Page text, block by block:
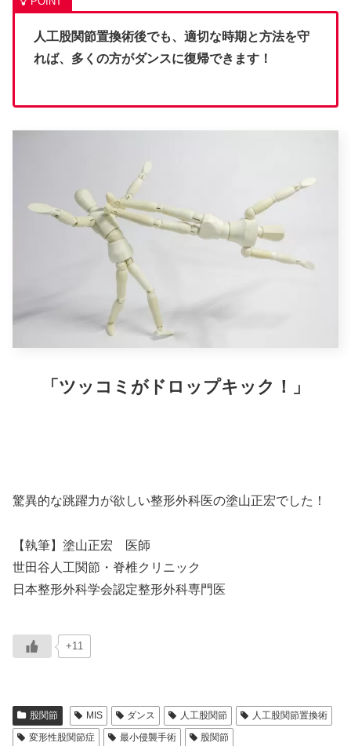
人工股関節置換術後でも、適切な時期と方法を守
れば、多くの方がダンスに復帰できます！
「ツッコミがドロップキック！」
驚異的な跳躍力が欲しい整形外科医の塗山正宏でした！
【執筆】塗山正宏 医師
世田谷人工関節・脊椎クリニック
日本整形外科学会認定整形外科専門医
+11
股関節 MIS ダンス 人工股関節
人工股関節置換術
変形性股関節症
最小侵襲手術 股関節